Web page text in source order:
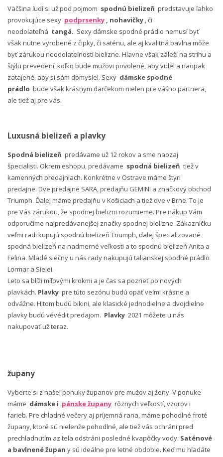
Väčšina ľudí si už pod pojmom spodnú bielizeň predstavuje ľahko
provokujúce sexy podprsenky , nohavičky , či
neodolateľná tangá. Sexy dámske spodné prádlo nemusí byť
však nutne vyrobené z čipky, či saténu, ale aj kvalitná bavlna môže
byť zárukou neodolateľnosti bielizne. Hlavne však záleží na strihu a
štýlu prevedení, koľko bude mužovi povolené, aby videl a naopak
zatajené, aby si sám domyslel. Sexy dámske spodné
prádlo bude však krásnym darčekom nielen pre vášho partnera,
ale tiež aj pre vás.
Luxusná bielizeň a plavky
Spodná bielizeň predávame už 12 rokov a sme naozaj
špecialisti. Okrem eshopu, predávame spodná bielizeň tiež v
kamenných predajniach. Konkrétne v Ostrave máme štyri
predajne. Dve predajne SARA, predajňu GEMINI a značkový obchod
Triumph. Ďalej máme predajňu v Košiciach a tiež dve v Brne. To je
pre Vás zárukou, že spodnej bielizni rozumieme. Pre nákup Vám
odporučíme najpredávanejšej značky spodnej bielizne. Zákazníčku
veľmi radi kupujú spodnú bielizeň Triumph, ďalej špecializované
spodná bielizeň na nadmerné veľkosti a to spodnú bielizeň Anita a
Felina. Mladé slečny u nás rady nakupujú talianskej spodné prádlo
Lormar a Sielei.
Leto sa blíži míľovými krokmi a je čas sa pozrieť po nových
plavkách. Plavky pre túto sezónu budú opäť veľmi krásne a
odvážne. Hitom budú bikini, ale klasické jednodielne a dvojdielne
plavky budú vévédit predajom. Plavky 2021 môžete u nás
nakupovať už teraz.
župany
Vyberte si z našej ponuky županov pre mužov aj ženy. V ponuke
máme dámske i pánske župany rôznych veľkostí, vzorov i
farieb. Pre chladné večery aj príjemná rana, máme pohodlné froté
župany, ktoré sú nielenže pohodlné, ale tiež vás ochráni pred
prechladnutím az tela odstráni posledné kvapôčky vody. Saténové
a bavlnené župan y sú ideálne pre letné obdobie. Keď mu hľadáte